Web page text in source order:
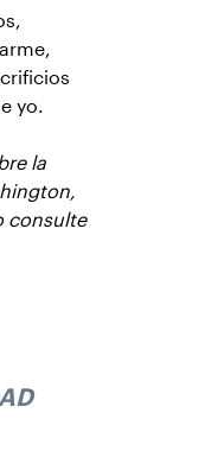
yo.
la
consulte